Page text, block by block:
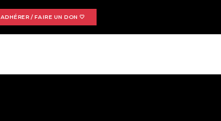
ADHÉRER / FAIRE UN DON 🤍